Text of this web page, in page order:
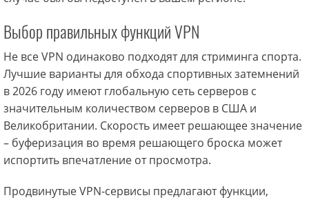
Выбор правильных функций VPN
Не все VPN одинаково подходят для стриминга спорта.
Лучшие варианты для обхода спортивных затемнений
в 2026 году имеют глобальную сеть серверов с
значительным количеством серверов в США и
Великобритании. Скорость имеет решающее значение
– буферизация во время решающего броска может
испортить впечатление от просмотра.
Продвинутые VPN-сервисы предлагают функции,